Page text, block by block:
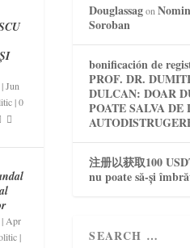
|Jun
|0
| Apr
|
Douglassagon
Soroban
bonificación de
PROF. DR.
DULCAN: DOAR
POATE SALVA DE
注册以获取100
nu poate să-și